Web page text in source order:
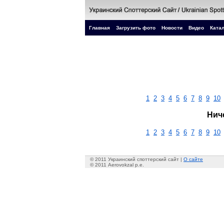
Главная Загрузить фото Новости Видео
1 2 3 4 5 6 7 8 9 10
1 2 3 4 5 6 7 8 9 10
© 2011 Украинский споттерский сайт | О сайте
© 2011 Aerovokzal p.e.